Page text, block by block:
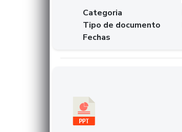
Categoria
Tipo de documento
Fechas